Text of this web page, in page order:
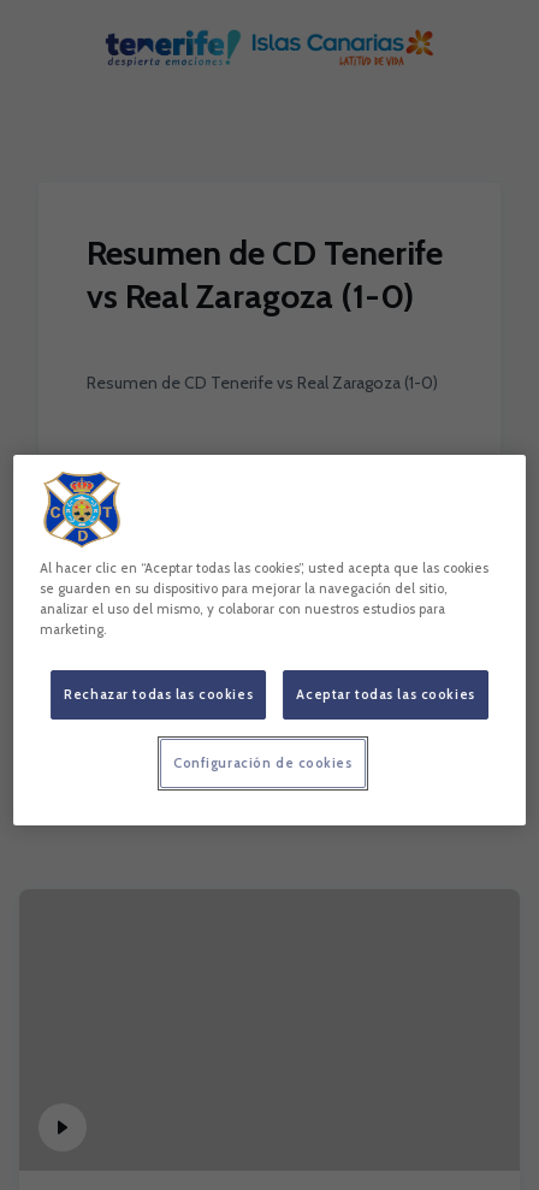
Resumen de CD Tenerife
vs Real Zaragoza (1-0)
Resumen de CD Tenerife vs Real Zaragoza (1-0)
Al hacer clic en “Aceptar todas las cookies”, usted acepta que las cookies
se guarden en su dispositivo para mejorar la navegación del sitio,
analizar el uso del mismo, y colaborar con nuestros estudios para
marketing.
Rechazar todas las cookies Aceptar todas las cookies
Configuración de cookies